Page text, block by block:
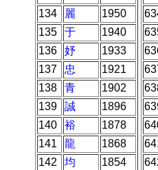
134
麗
1950
135
于
1940
136
妤
1933
137
忠
1921
138
青
1902
139
誠
1896
140
裕
1878
141
龍
1868
142
均
1854